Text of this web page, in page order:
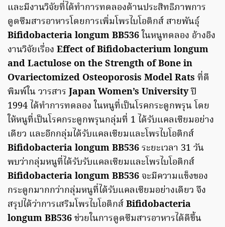
และมีงานวิจัยที่ได้ทำการทดลองด้านประสิทธิภาพการ
ดูดซึมสารอาหารโดยการเพิ่มโพรไบโอติกส์ สายพันธุ์
Bifidobacteria longum BB536ในหนูทดลอง อ้างอิง
งานวิจัยเรื่อง Effect of Bifidobacterium longum
and Lactulose on the Strength of Bone in
Ovariectomized Osteoporosis Model Rats ที่ตี
พิมพ์ใน วารสารJapan Women’s Universityปี
1994 ได้ทำการทดลอง ในหนูที่เป็นโรคกระดูกพรุน โดย
ให้หนูที่เป็นโรคกระดูกพรุนกลุ่มที่ 1 ได้รับแคลเซียมอย่าง
เดียว และอีกกลุ่มได้รับแคลเซียมและโพรไบโอติกส์
Bifidobacteria longum BB536ระยะเวลา 31 วัน
พบว่ากลุ่มหนูที่ได้รับรับแคลเซียมและโพรไบโอติกส์
Bifidobacteria longum BB536 จะมีความแข็งของ
กระดูกมากกว่ากลุ่มหนูที่ได้รับแคลเซียมอย่างเดียว จึง
สรุปได้ว่าการเสริมโพรไบโอติกส์Bifidobacteria
longum BB536ช่วยในการดูดซึมสารอาหารได้ดีขึ้น